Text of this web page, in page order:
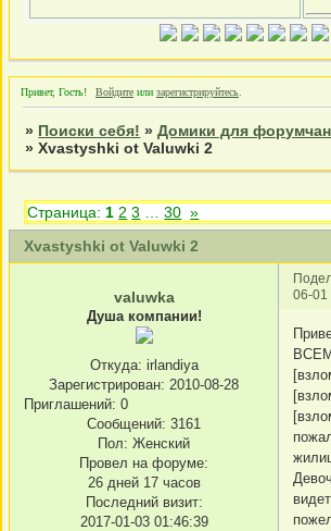
Привет, Гость! Войдите или зарегистрируйтесь
» Поиски себя! »Домики для
»Xvastyshki ot Valuwki 2
Xvastyshki ot Valuwki 2
Страница: 1 2 3 30 »
06-01
valuwka
Душа компании!
Откуда: irlandiya
Зарегистрирован: 2010-08-28
Приглашений: 0
Сообщений: 3161
Пол: Женский
Провел на форуме:
26 дней 17 часов
Последний визит:
2017-01-03 01:46:39